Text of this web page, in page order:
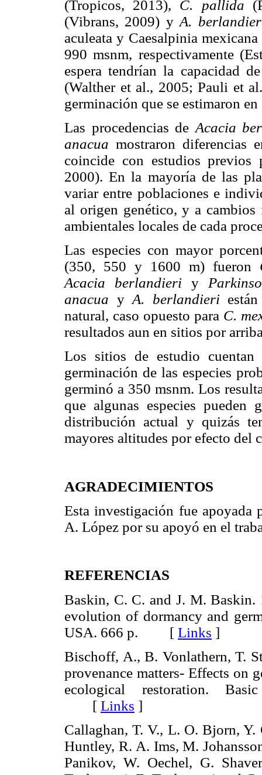
(Tropicos, 2013), C. pallida
(Vibrans, 2009) yA.
aculeata y Caesalpinia
990 msnm, respectivamente
espera tendrían la capacidad
(Walther et al., 2005; Pauli et
germinación que se estimaron
Las procedencias de Acacia
anacua mostraron diferencias
coincide con estudios previos
2000). En la mayoría de las
variar entre poblaciones e
al origen genético, y a
ambientales locales de cada
Las especies con mayor
(350, 550 y 1600 m) fueron
Acacia berlandieri y
anacua y A. berlandieriestán
natural, caso opuesto para C.
resultados aun en sitios por
Los sitios de estudio cuentan
germinación de las especies
germinó a 350 msnm. Los
que algunas especies
distribución actual y quizás
mayores altitudes por efecto del
AGRADECIMIENTOS
Esta investigación fue
A. López por su apoyó en el
REFERENCIAS
Baskin, C. C. and J. M. Baskin.
evolution of dormancy and
USA. 666 p. [ Links ]
Bischoff, A., B. Vonlathern, T.
provenance matters- Effects on
ecological restoration.
[ Links ]
Callaghan, T. V., L. O. Bjorn, Y.
Huntley, R. A. Ims, M.
Panikov, W. Oechel, G.